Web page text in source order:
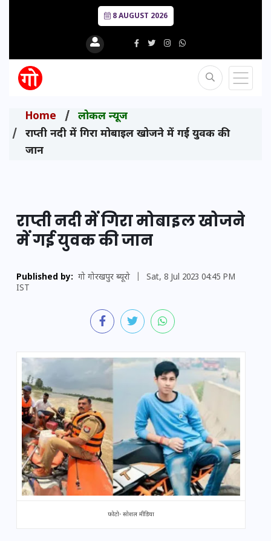
8 AUGUST 2026
Home
लोकल न्यूज
राप्ती नदी में गिरा मोबाइल खोजने में गई युवक की
जान
राप्ती नदी में गिरा मोबाइल खोजने
में गई युवक की जान
Published by: गो गोरखपुर ब्यूरो
Sat, 8 Jul 2023 04:45 PM
IST
फोटो- सोशल मीडिया